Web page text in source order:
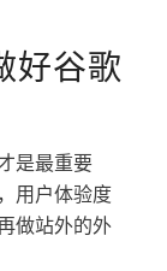
好谷歌
是最重要
用户体验度
做站外的外